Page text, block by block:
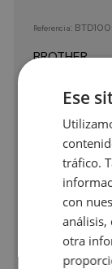
Referencia:
BROTHER
págs.
25.259
Botella de
págs. aprox.)
DCPT530DW,
Ese
tráfico.
con
análisis,
otra